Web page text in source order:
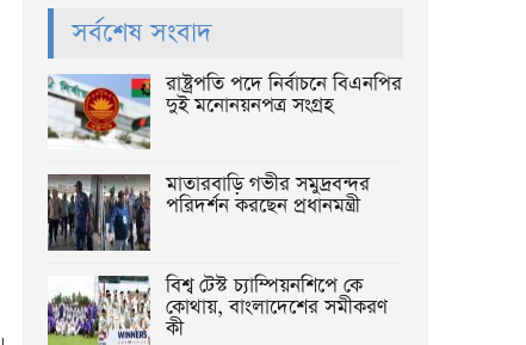
সর্বশেষ সংবাদ
রাষ্ট্রপতি পদে নির্বাচনে বিএনপির
দুই মনোনয়নপত্র সংগ্রহ
মাতারবাড়ি গভীর সমুদ্রবন্দর
পরিদর্শন করছেন প্রধানমন্ত্রী
বিশ্ব টেস্ট চ্যাম্পিয়নশিপে কে
কোথায়, বাংলাদেশের সমীকরণ
কী